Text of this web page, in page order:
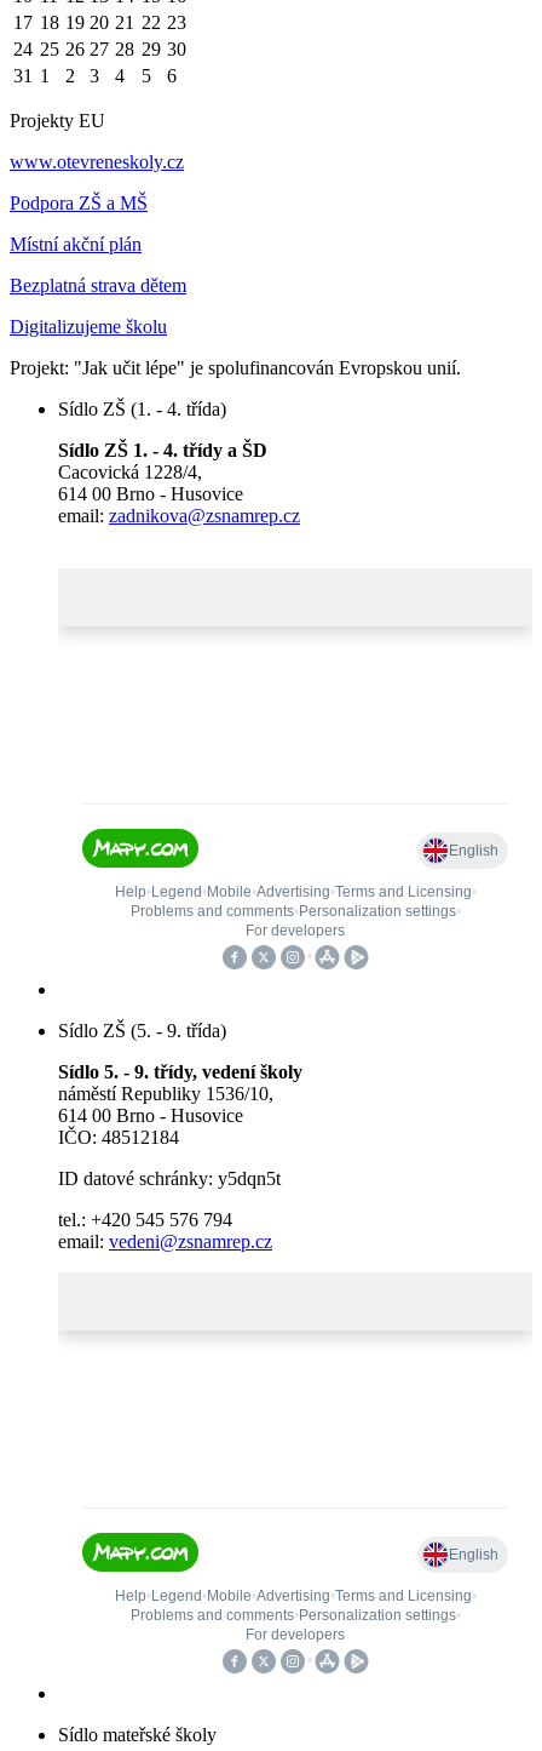
17 18 19 20 21 22 23
24 25 26 27 28 29 30
31 1 2 3 4 5 6
Projekty EU
www.otevreneskoly.cz
Podpora ZŠ a MŠ
Místní akční plán
Bezplatná strava dětem
Digitalizujeme školu
Projekt: "Jak učit lépe" je spolufinancován Evropskou unií.
Sídlo ZŠ (1. - 4. třída)
Sídlo ZŠ 1. - 4. třídy a ŠD
Cacovická 1228/4,
614 00 Brno - Husovice
email: zadnikova@zsnamrep.cz
Sídlo ZŠ (5. - 9. třída)
Sídlo 5. - 9. třídy, vedení školy
náměstí Republiky 1536/10,
614 00 Brno - Husovice
IČO: 48512184
ID datové schránky: y5dqn5t
tel.: +420 545 576 794
email: vedeni@zsnamrep.cz
Sídlo mateřské školy